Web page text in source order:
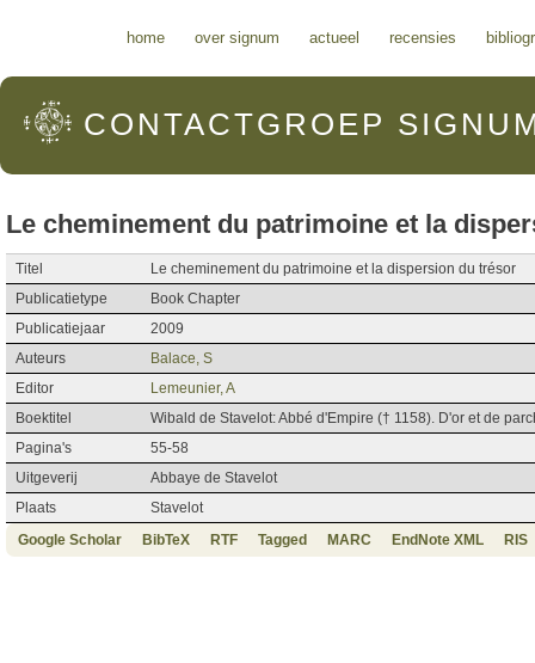
home over signum actueel recensies
CONTACTGROEP
Le cheminement du patrimoine et la
Titel
Le cheminement du patrimoine et la dispersion du trésor
Publicatietype
Book Chapter
Publicatiejaar
2009
Auteurs
Balace, S
Editor
Lemeunier, A
Boektitel
Wibald de Stavelot: Abbé d'Empire († 1158). D'or et de
Pagina's
55-58
Uitgeverij
Abbaye de Stavelot
Plaats
Stavelot
Google Scholar
BibTeX RTF Tagged MARC EndNote XML RIS